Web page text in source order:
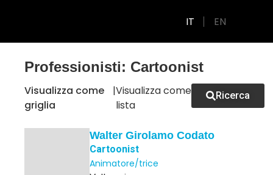
IT EN
GUIDA ALLA PRODUZIONE
Professionisti: Cartoonist
Visualizza come
griglia
|Visualizza come
lista
Ricerca
Walter Girolamo Codato
Cartoonist
Animatore/trice